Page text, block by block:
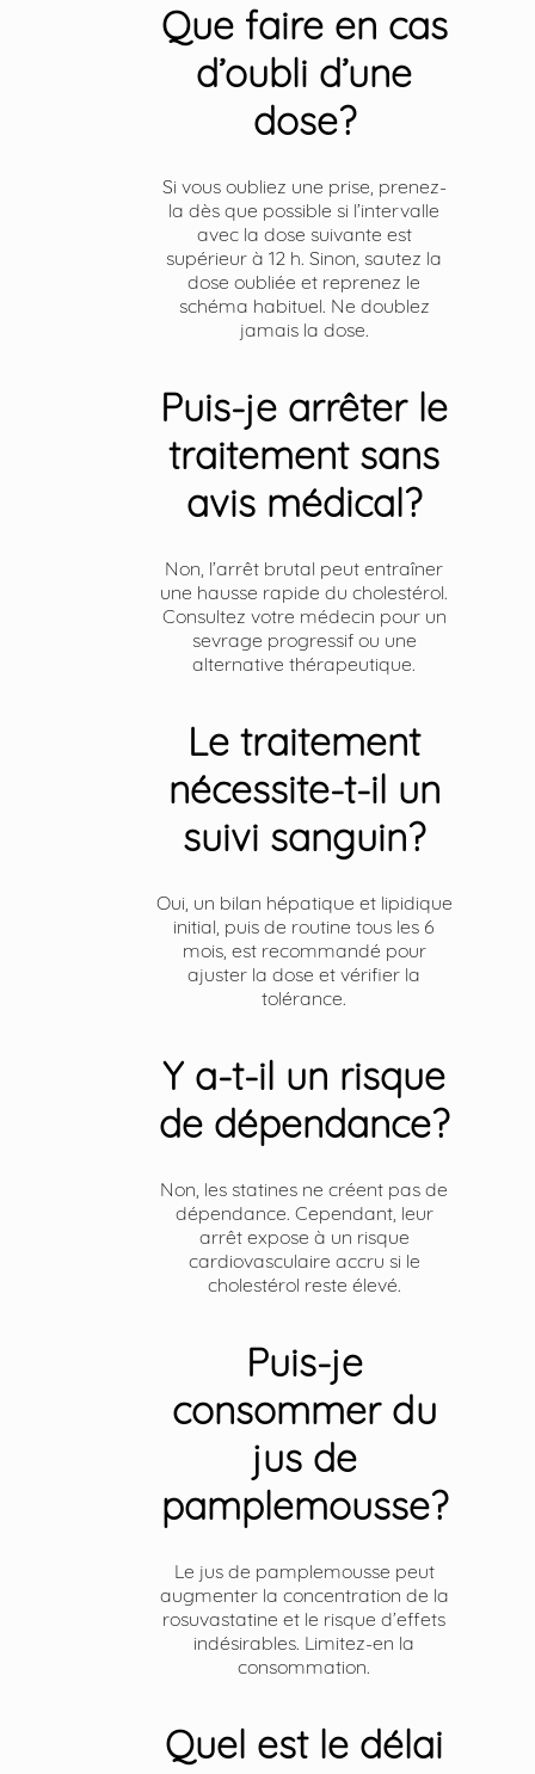
Que faire en cas
d’oubli d’une
dose?
Si vous oubliez une prise, prenez-
la dès que possible si l’intervalle
avec la dose suivante est
supérieur à 12 h. Sinon, sautez la
dose oubliée et reprenez le
schéma habituel. Ne doublez
jamais la dose.
Puis-je arrêter le
traitement sans
avis médical?
Non, l’arrêt brutal peut entraîner
une hausse rapide du cholestérol.
Consultez votre médecin pour un
sevrage progressif ou une
alternative thérapeutique.
Le traitement
nécessite-t-il un
suivi sanguin?
Oui, un bilan hépatique et lipidique
initial, puis de routine tous les 6
mois, est recommandé pour
ajuster la dose et vérifier la
tolérance.
Y a-t-il un risque
de dépendance?
Non, les statines ne créent pas de
dépendance. Cependant, leur
arrêt expose à un risque
cardiovasculaire accru si le
cholestérol reste élevé.
Puis-je
consommer du
jus de
pamplemousse?
Le jus de pamplemousse peut
augmenter la concentration de la
rosuvastatine et le risque d’effets
indésirables. Limitez-en la
consommation.
Quel est le délai